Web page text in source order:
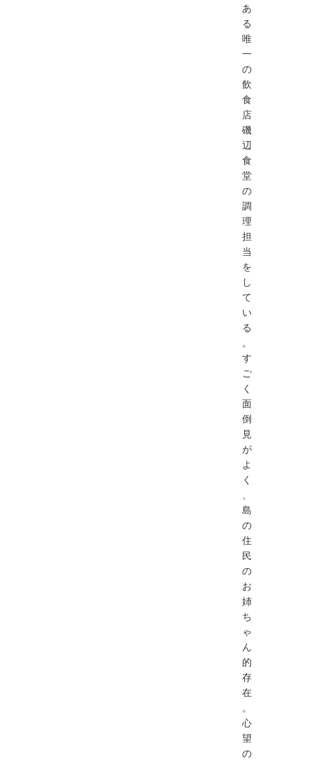
あ
る
唯
一
の
飲
食
店
磯
辺
食
堂
の
調
理
担
当
を
し
て
い
る
。
す
ご
く
面
倒
見
が
よ
く
、
島
の
住
民
の
お
姉
ち
ゃ
ん
的
存
在
。
心
望
の